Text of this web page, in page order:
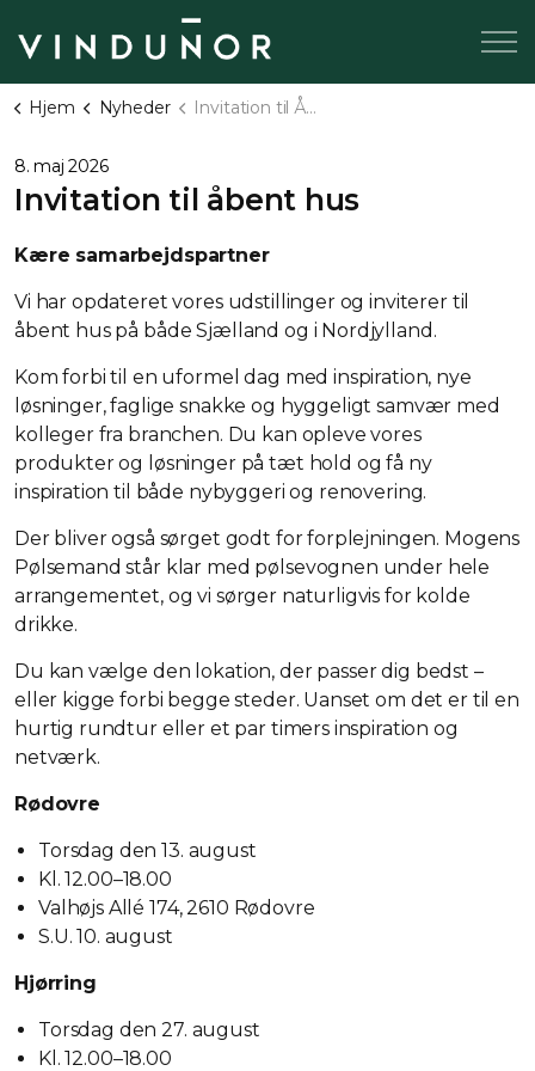
Hjem Nyheder Invitation til Åbent hus - Rødovre 17. aug + Hjørring 27. aug
8. maj 2026
Invitation til åbent hus
Kære samarbejdspartner
Vi har opdateret vores udstillinger og inviterer til
åbent hus på både Sjælland og i Nordjylland.
Kom forbi til en uformel dag med inspiration, nye
løsninger, faglige snakke og hyggeligt samvær med
kolleger fra branchen. Du kan opleve vores
produkter og løsninger på tæt hold og få ny
inspiration til både nybyggeri og renovering.
Der bliver også sørget godt for forplejningen. Mogens
Pølsemand står klar med pølsevognen under hele
arrangementet, og vi sørger naturligvis for kolde
drikke.
Du kan vælge den lokation, der passer dig bedst –
eller kigge forbi begge steder. Uanset om det er til en
hurtig rundtur eller et par timers inspiration og
netværk.
Rødovre
Torsdag den 13. august
Kl. 12.00–18.00
Valhøjs Allé 174, 2610 Rødovre
S.U. 10. august
Hjørring
Torsdag den 27. august
Kl. 12.00–18.00